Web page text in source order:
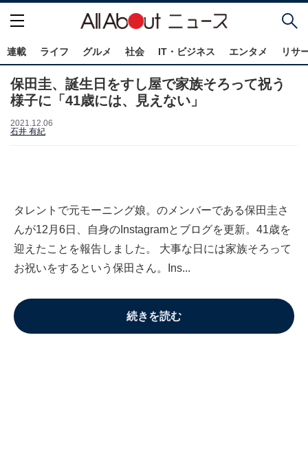
連載 ライフ グルメ 社会 IT・ビジネス エンタメ リサ
保田圭、誕生日をすし屋で家族そろって祝う
様子に「41歳には、見えない」
2021.12.06
石井 有紀
タレントで元モーニング娘。のメンバーである保田圭さ
んが12月6日、自身のInstagramとブログを更新。41歳を
迎えたことを報告しました。 大事な日には家族そろって
お祝いをするという保田さん。Ins...
続きを読む